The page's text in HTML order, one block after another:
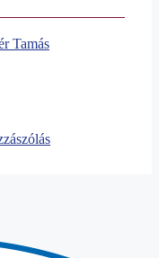
Tamás